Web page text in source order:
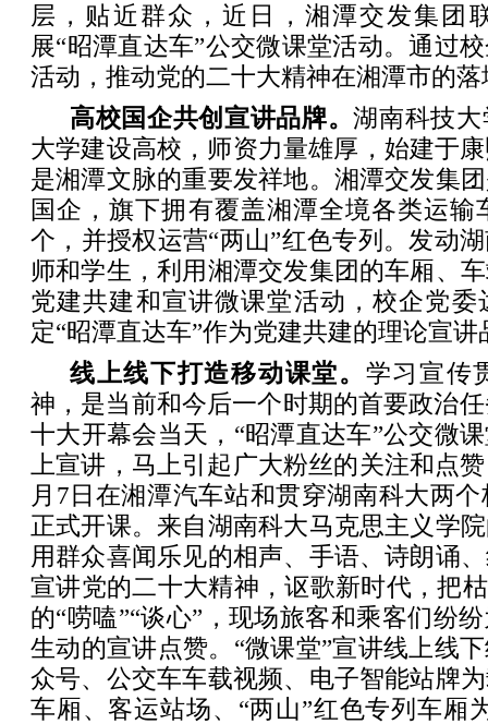
层，贴近群众，近日，湘潭交发集团
展“昭潭直达车”公交微课堂活动。通过
活动，推动党的二十大精神在湘潭市的
高校国企共创宣讲品牌。湖南科技
大学建设高校，师资力量雄厚，始建于
是湘潭文脉的重要发祥地。湘潭交发集
国企，旗下拥有覆盖湘潭全境各类运输
个，并授权运营“两山”红色专列。发动
师和学生，利用湘潭交发集团的车厢、
党建共建和宣讲微课堂活动，校企党委
定“昭潭直达车”作为党建共建的理论宣讲
线上线下打造移动课堂。 学习宣传
神，是当前和今后一个时期的首要政治
十大开幕会当天，“昭潭直达车”公交微
上宣讲，马上引起广大粉丝的关注和点
月7日在湘潭汽车站和贯穿湖南科大两
正式开课。来自湖南科大马克思主义学
用群众喜闻乐见的相声、手语、诗朗诵
宣讲党的二十大精神，讴歌新时代，把
的“唠嗑”“谈心”，现场旅客和乘客们纷
生动的宣讲点赞。“微课堂”宣讲线上线
众号、公交车车载视频、电子智能站牌
车厢、客运站场、“两山”红色专列车厢